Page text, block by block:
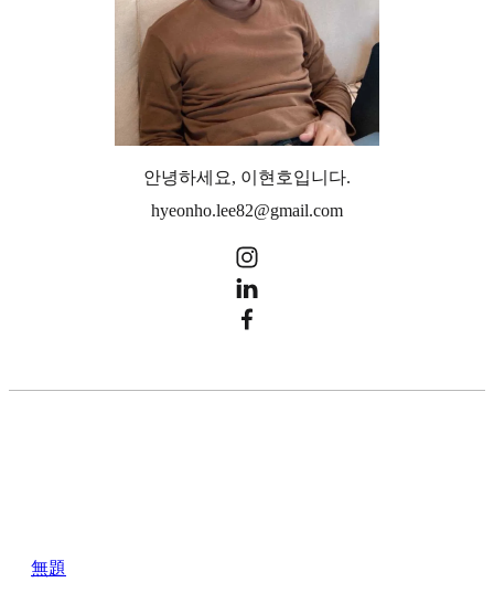
안녕하세요, 이현호입니다.
hyeonho.lee82@gmail.com
無題